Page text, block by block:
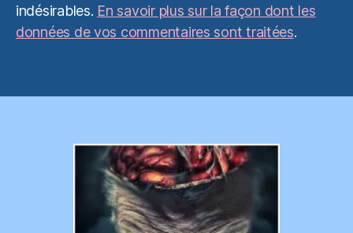
indésirables. En savoir plus sur la façon dont les
données de vos commentaires sont traitées.